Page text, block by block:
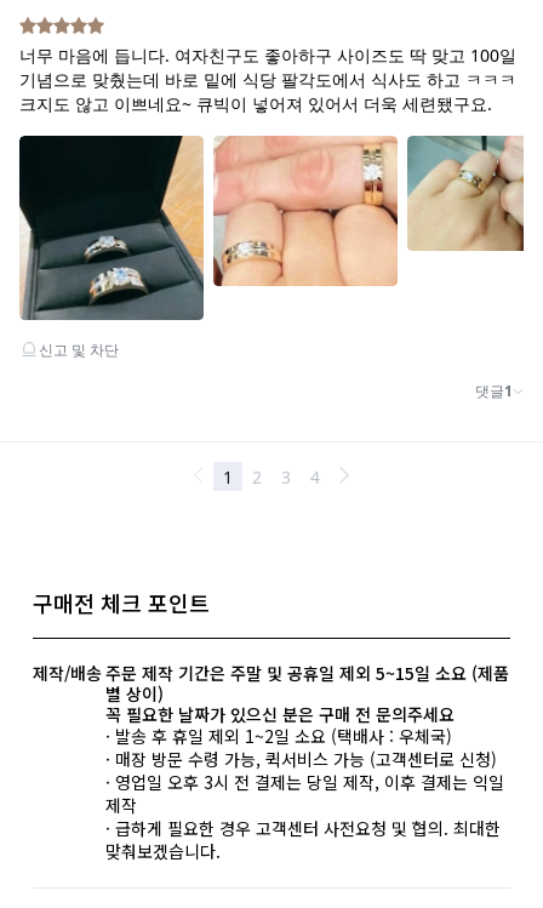
구매전 체크 포인트
제작/배송주문 제작 기간은 주말 및 공휴일 제외 5~15일 소요 (제품
별 상이)
꼭 필요한 날짜가 있으신 분은 구매 전 문의주세요
· 발송 후 휴일 제외 1~2일 소요 (택배사 : 우체국)
· 매장 방문 수령 가능, 퀵서비스 가능 (고객센터로 신청)
· 영업일 오후 3시 전 결제는 당일 제작, 이후 결제는 익일
제작
· 급하게 필요한 경우 고객센터 사전요청 및 협의. 최대한
맞춰보겠습니다.